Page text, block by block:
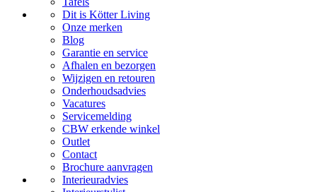
Dit is Kötter Living
Onze merken
Blog
Garantie en service
Afhalen en bezorgen
Wijzigen en retouren
Onderhoudsadvies
Vacatures
Servicemelding
CBW erkende winkel
Outlet
Contact
Brochure aanvragen
Interieuradvies